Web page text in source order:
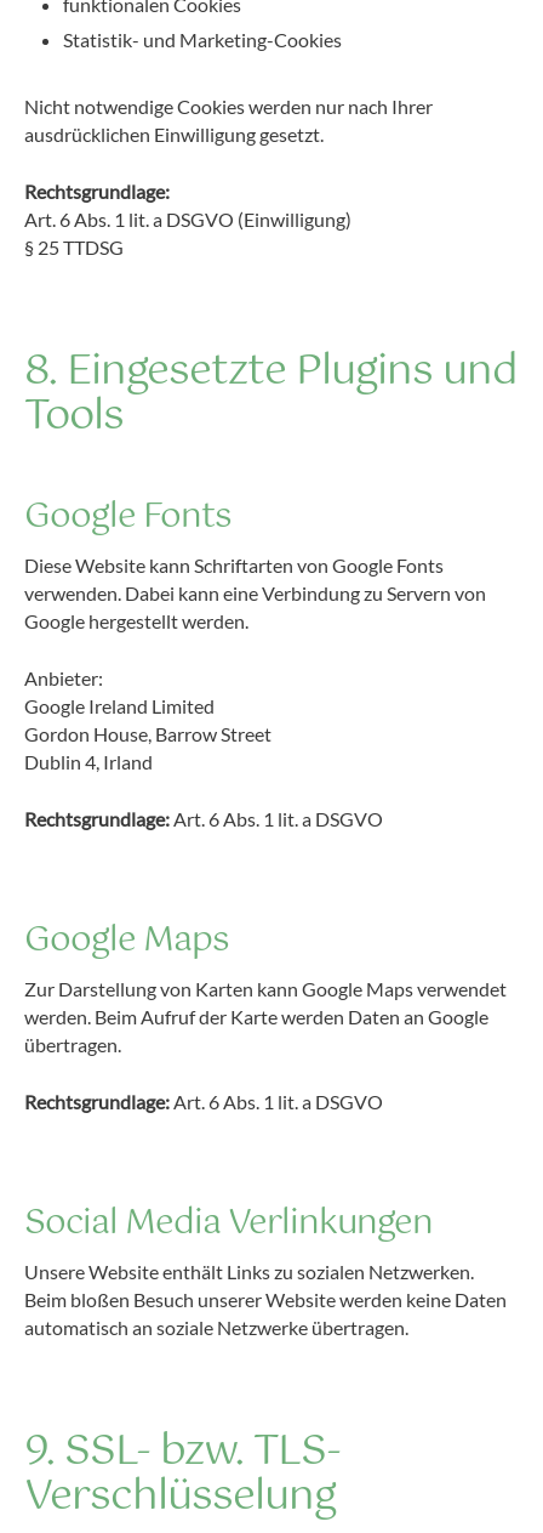
Statistik- und Marketing-Cookies
Nicht notwendige Cookies werden nur nach Ihrer
ausdrücklichen Einwilligung gesetzt.
Rechtsgrundlage:
Art. 6 Abs. 1 lit. a DSGVO (Einwilligung)
§ 25 TTDSG
8. Eingesetzte Plugins und
Tools
Google Fonts
Diese Website kann Schriftarten von Google Fonts
verwenden. Dabei kann eine Verbindung zu Servern von
Google hergestellt werden.
Anbieter:
Google Ireland Limited
Gordon House, Barrow Street
Dublin 4, Irland
Rechtsgrundlage:Art. 6 Abs. 1 lit. a DSGVO
Google Maps
Zur Darstellung von Karten kann Google Maps verwendet
werden. Beim Aufruf der Karte werden Daten an Google
übertragen.
Rechtsgrundlage:Art. 6 Abs. 1 lit. a DSGVO
Social Media Verlinkungen
Unsere Website enthält Links zu sozialen Netzwerken.
Beim bloßen Besuch unserer Website werden keine Daten
automatisch an soziale Netzwerke übertragen.
9. SSL- bzw. TLS-
Verschlüsselung